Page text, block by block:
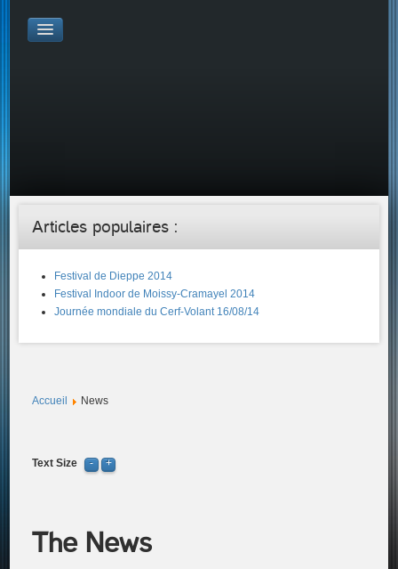
Articles populaires :
Festival de Dieppe 2014
Festival Indoor de Moissy-Cramayel 2014
Journée mondiale du Cerf-Volant 16/08/14
Accueil News
Text Size
The News